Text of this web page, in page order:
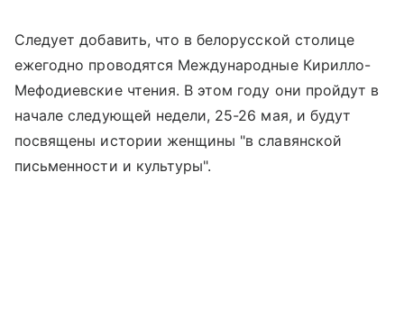
Следует добавить, что в белорусской столице
ежегодно проводятся Международные Кирилло-
Мефодиевские чтения. В этом году они пройдут в
начале следующей недели, 25-26 мая, и будут
посвящены истории женщины "в славянской
письменности и культуры".